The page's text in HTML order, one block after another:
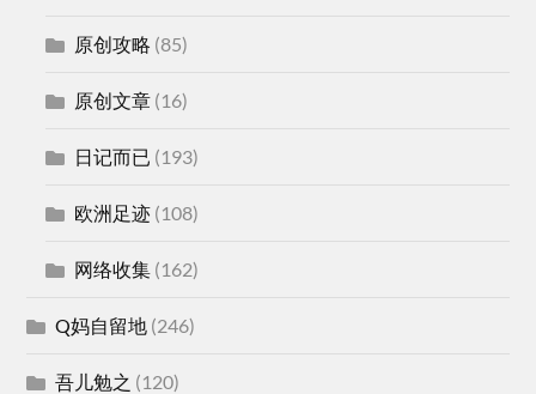
原创攻略 (85)
原创文章 (16)
日记而已 (193)
欧洲足迹 (108)
网络收集 (162)
Q妈自留地 (246)
吾儿勉之 (120)